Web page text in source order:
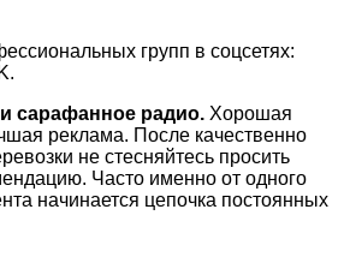
групп в соцсетях:
сарафанное радио. Хорошая
реклама. После качественно
не стесняйтесь просить
Часто именно от одного
начинается цепочка постоянных